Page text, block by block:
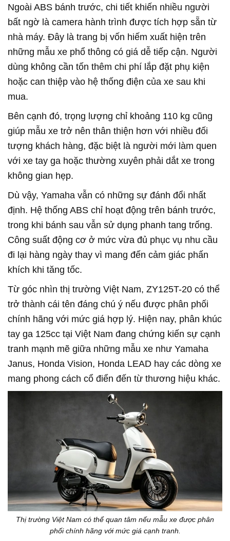
Ngoài ABS bánh trước, chi tiết khiến nhiều người
bất ngờ là camera hành trình được tích hợp sẵn từ
nhà máy. Đây là trang bị vốn hiếm xuất hiện trên
những mẫu xe phổ thông có giá dễ tiếp cận. Người
dùng không cần tốn thêm chi phí lắp đặt phụ kiện
hoặc can thiệp vào hệ thống điện của xe sau khi
mua.
Bên cạnh đó, trọng lượng chỉ khoảng 110 kg cũng
giúp mẫu xe trở nên thân thiện hơn với nhiều đối
tượng khách hàng, đặc biệt là người mới làm quen
với xe tay ga hoặc thường xuyên phải dắt xe trong
không gian hẹp.
Dù vậy, Yamaha vẫn có những sự đánh đổi nhất
định. Hệ thống ABS chỉ hoạt động trên bánh trước,
trong khi bánh sau vẫn sử dụng phanh tang trống.
Công suất động cơ ở mức vừa đủ phục vụ nhu cầu
đi lại hàng ngày thay vì mang đến cảm giác phấn
khích khi tăng tốc.
Từ góc nhìn thị trường Việt Nam, ZY125T-20 có thể
trở thành cái tên đáng chú ý nếu được phân phối
chính hãng với mức giá hợp lý. Hiện nay, phân khúc
tay ga 125cc tại Việt Nam đang chứng kiến sự cạnh
tranh mạnh mẽ giữa những mẫu xe như Yamaha
Janus, Honda Vision, Honda LEAD hay các dòng xe
mang phong cách cổ điển đến từ thương hiệu khác.
Thị trường Việt Nam có thể quan tâm nếu mẫu xe được phân
phối chính hãng với mức giá cạnh tranh.